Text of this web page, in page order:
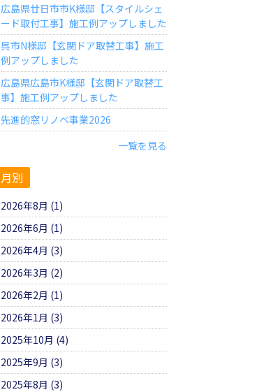
広島県廿日市市K様邸【スタイルシェ
ード取付工事】施工例アップしました
呉市N様邸【玄関ドア取替工事】施工
例アップしました
広島県広島市K様邸【玄関ドア取替工
事】施工例アップしました
先進的窓リノベ事業2026
一覧を見る
月別
2026年8月 (1)
2026年6月 (1)
2026年4月 (3)
2026年3月 (2)
2026年2月 (1)
2026年1月 (3)
2025年10月 (4)
2025年9月 (3)
2025年8月 (3)